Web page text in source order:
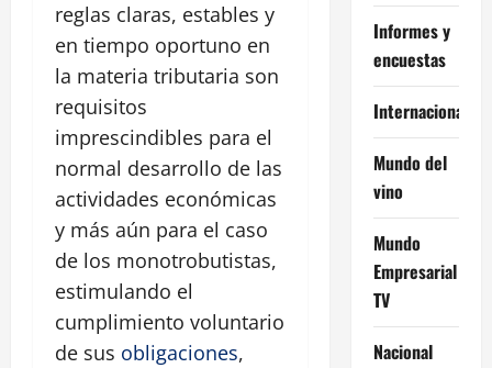
reglas claras, estables y
en tiempo oportuno en
la materia tributaria son
requisitos
imprescindibles para el
normal desarrollo de las
actividades económicas
y más aún para el caso
de los monotrobutistas,
estimulando el
cumplimiento voluntario
de sus obligaciones,
Informes y
encuestas
Internacional
Mundo del
vino
Mundo
Empresarial
TV
Nacional